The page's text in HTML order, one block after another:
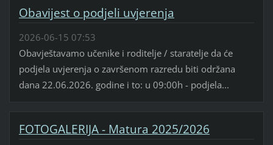
Obavijest o podjeli uvjerenja
2026-06-15 07:53
Obavještavamo učenike i roditelje / staratelje da će
podjela uvjerenja o završenom razredu biti održana
dana 22.06.2026. godine i to: u 09:00h - podjela...
FOTOGALERIJA - Matura 2025/2026